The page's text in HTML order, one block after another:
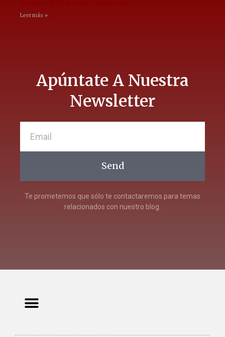
Leer más »
Apúntate A Nuestra
Newsletter
Send
Te prometemos que sólo te contactaremos para temas
relacionados con nuestro blog.